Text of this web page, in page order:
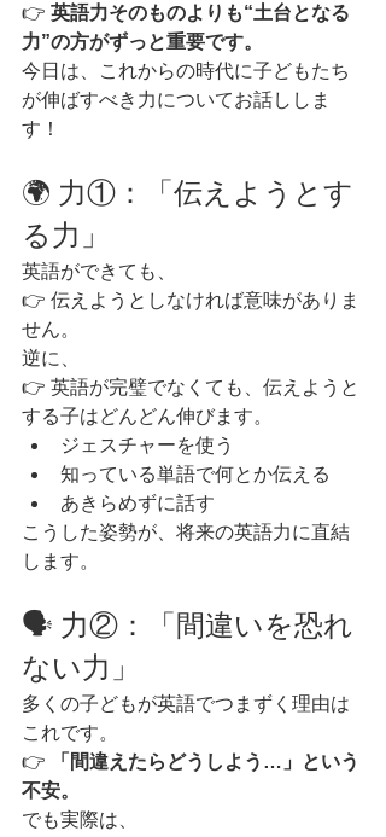
👉 英語力そのものよりも“土台となる
力”の方がずっと重要です。
今日は、これからの時代に子どもたち
が伸ばすべき力についてお話ししま
す！
🌍 力①：「伝えようとす
る力」
英語ができても、
👉 伝えようとしなければ意味がありま
せん。
逆に、
👉 英語が完璧でなくても、伝えようと
する子はどんどん伸びます。
ジェスチャーを使う
知っている単語で何とか伝える
あきらめずに話す
こうした姿勢が、将来の英語力に直結
します。
🗣 力②：「間違いを恐れ
ない力」
多くの子どもが英語でつまずく理由は
これです。
👉
「間違えたらどうしよう…」という
不安。
でも実際は、